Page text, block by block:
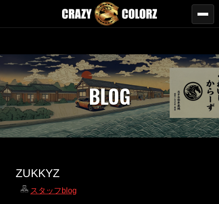
BLOG
ZUKKYZ
スタッフblog